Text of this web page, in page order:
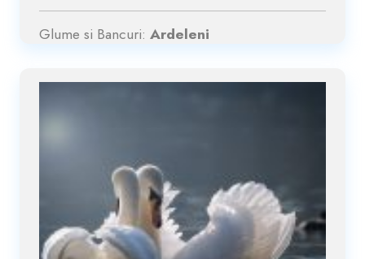
Glume si Bancuri: Ardeleni